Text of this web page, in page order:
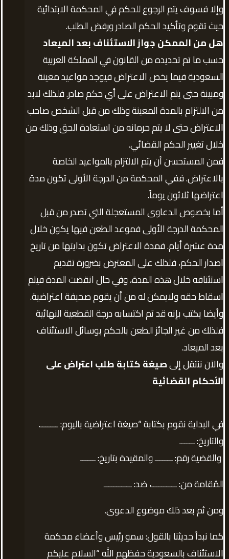
وإلا فسوف يتم الرجوع للحكم في المحكمة الابتدائية
حيث تقوم وتأكيد الحكم الصادر ورفض الطلب.
هل من الممكن جواز الاستئناف بعد الميعاد
حسب ما تم تحديده من القانون في المملكة العربية
السعودية فيما يخص الاعتراض فيوجد مواعيد معينة
ومبينة حتى يتم الاعتراض على أي حكم صادر. فلذلك لابد
من الالتزام بالمدة المعينة وذلك من قبل الشخص صاحب
الاعتراض حتى لا يتم حرمانه من استعادة الحق وذلك من
خلال تغيير الحكم القضائي.
فمن المستحسن أن يتم الالتزام بالمواعيد الخاصة
بالاعتراض. ففي المحكمة من الدرجة الأولى تكون مدة
اعتراضها ثلاثون يوماً.
أما بخصوص الدعاوى المستعجلة التي تصدر من قبل
المحكمة الدرجة الأولى فموعد الطعن فيها يكون خلال
مدة عشرة أيام. فمدة الاعتراض تكون بدايتها من تاريخ
اصدار الحكم، فلذلك على المعترض بضرورة تقديم
استئنافه خلال هذه المدة، وفي حال انقضت المدة فيتم
اسقاط حقه ولايمكن له من أن يقوم صحيفة اعتراضية.
وأيضا يكتب بإنه قد تم اكتسابه درجة القطعية النهائية
فلذلك من غير الجائز الطعن بالحكم بوسائل الاستئناف
بعد الميعاد.
والآن ننتقل إلىصيغة كتابة طلب اعتراض على
الأحكام القضائية
في البداية نقوم بكتابة “صيغة اعتراضية باليوم: ـــــــ.
والتاريخ: ــــــ
والقضية رقم: ـــــــ والمقيدة بتاريخ: ــــــ
المُقامة من: ــــــــــ، ضد: ـــــــــــ
ومن ثم بعد ذلك موضوع الدعوى.
كما نبدأ حديثنا بالقول: سمو رئيس وأعضاء محكمة
الاستئناف بالسعودية حفظهم الله “السلام عليكم